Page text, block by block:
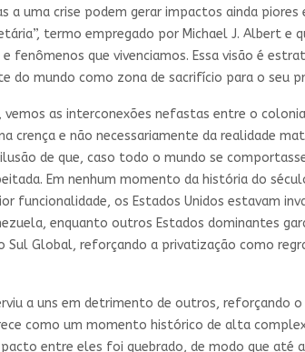
uma crise podem gerar impactos ainda
termo empregado por Michael J. Albert
fenômenos que vivenciamos. Essa visão é
do mundo como zona de sacrifício para o seu
vemos as interconexões nefastas entre o
crença e não necessariamente da realidade
de que, caso todo o mundo se
Em nenhum momento da história do
funcionalidade, os Estados Unidos estavam
enquanto outros Estados dominantes
Sul Global, reforçando a privatização como
a uns em detrimento de outros,
como um momento histórico de alta
entre eles foi quebrado, de modo que até